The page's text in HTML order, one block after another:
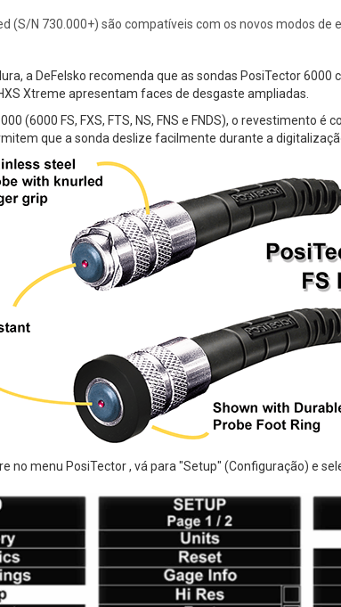
(S/N 730.000+) são compatíveis com os novos modos
a DeFelsko recomenda que as sondas PosiTector
Xtreme apresentam faces de desgaste ampliadas.
(6000 FS, FXS, FTS, NS, FNS e FNDS), o revestimento
que a sonda deslize facilmente durante a
menu PosiTector , vá para "Setup" (Configuração) e